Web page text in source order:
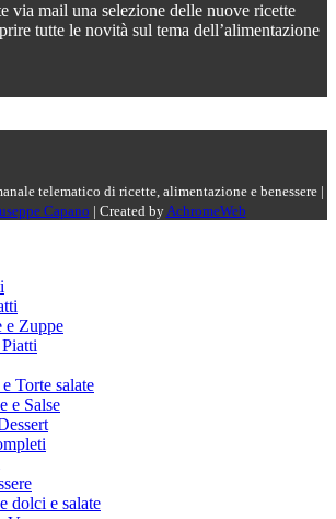
via mail una selezione delle nuove ricette
tutte le novità sul tema dell’alimentazione
telematico di ricette, alimentazione e benessere |
Capano | Created byAchromeWeb
e Zuppe
Torte salate
e Salse
dolci e salate